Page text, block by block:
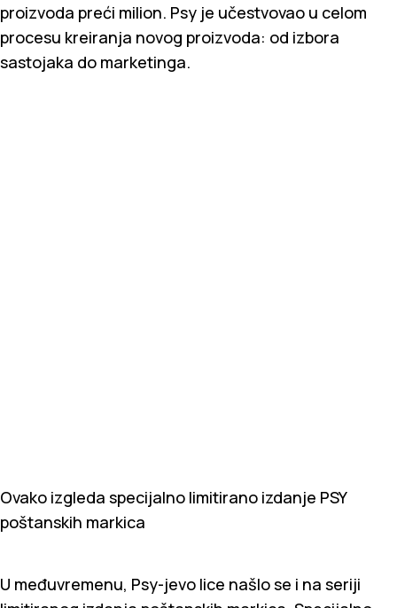
proizvoda preći milion. Psy je učestvovao u celom
procesu kreiranja novog proizvoda: od izbora
sastojaka do marketinga.
Ovako izgleda specijalno limitirano izdanje PSY
poštanskih markica
U međuvremenu, Psy-jevo lice našlo se i na seriji